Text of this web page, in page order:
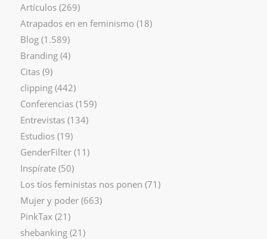
Artículos(269)
Atrapados en en feminismo (18)
Blog(1.589)
Branding(4)
Citas(9)
clipping(442)
Conferencias(159)
Entrevistas(134)
Estudios(19)
GenderFilter(11)
Inspírate(50)
Los tíos feministas nos ponen (71)
Mujer y poder(663)
PinkTax (21)
shebanking(21)